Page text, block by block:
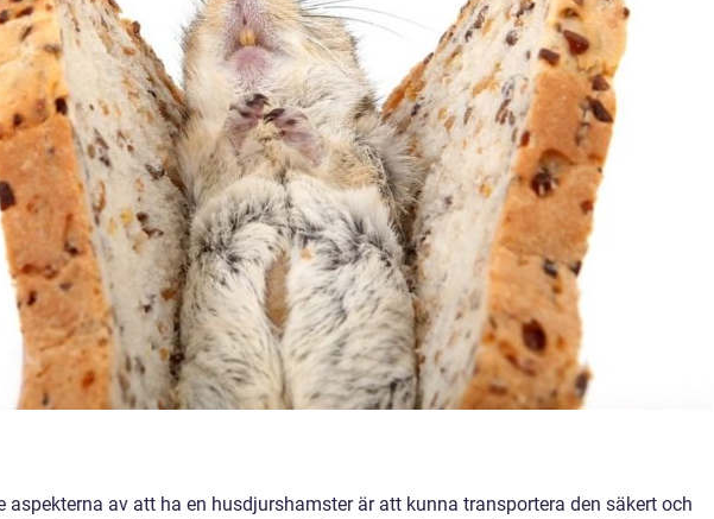
aspekterna av att ha en husdjurshamster är att kunna transportera den säkert och